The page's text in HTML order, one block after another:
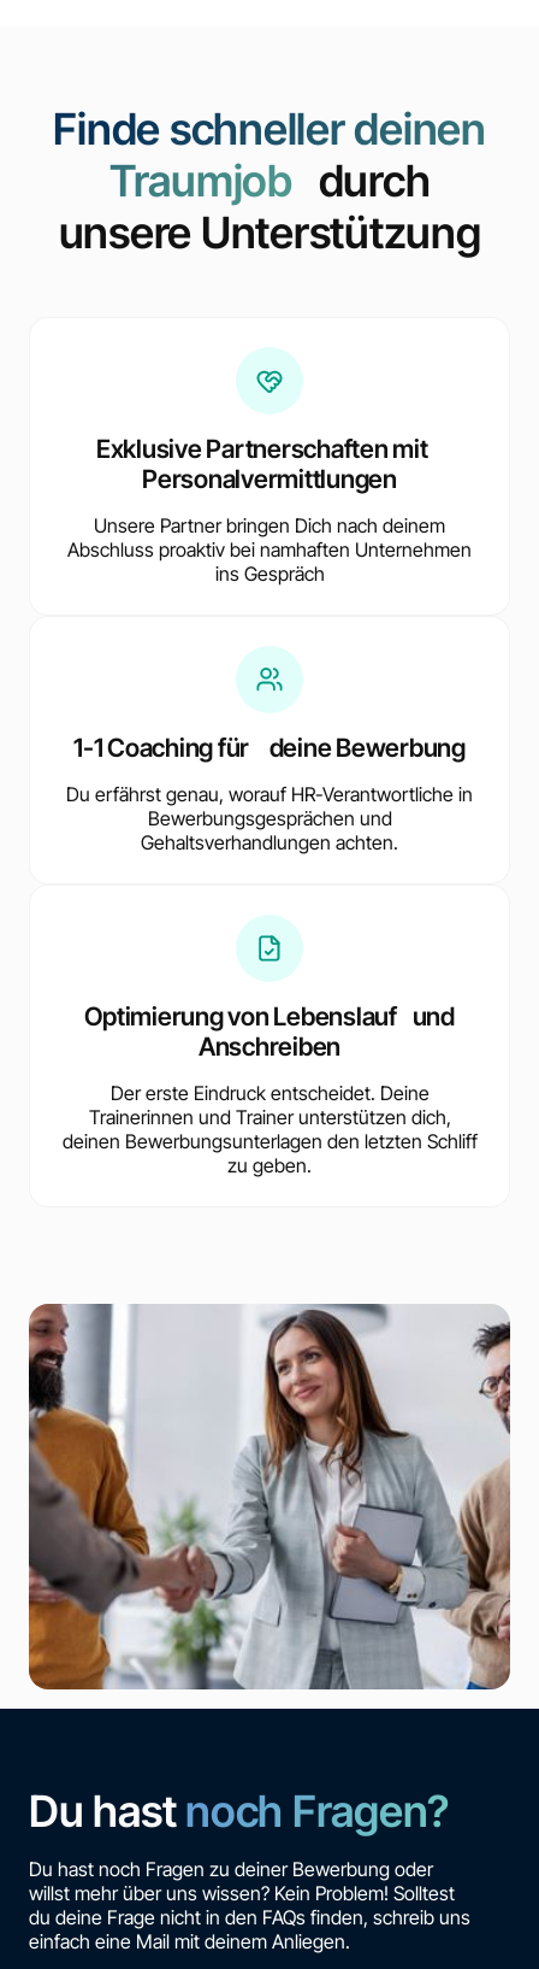
Finde schneller deinen
Traumjobdurch
unsere Unterstützung
Exklusive Partnerschaften mit
Personalvermittlungen
Unsere Partner bringen Dich nach deinem
Abschluss proaktiv bei namhaften Unternehmen
ins Gespräch
1-1 Coaching für deine Bewerbung
Du erfährst genau, worauf HR-Verantwortliche in
Bewerbungsgesprächen und
Gehaltsverhandlungen achten.
Optimierung von Lebenslauf und
Anschreiben
Der erste Eindruck entscheidet. Deine
Trainerinnen und Trainer unterstützen dich,
deinen Bewerbungsunterlagen den letzten Schliff
zu geben.
Du hastnoch Fragen?
Du hast noch Fragen zu deiner Bewerbung oder
willst mehr über uns wissen? Kein Problem! Solltest
du deine Frage nicht in den FAQs finden, schreib uns
einfach eine Mail mit deinem Anliegen.